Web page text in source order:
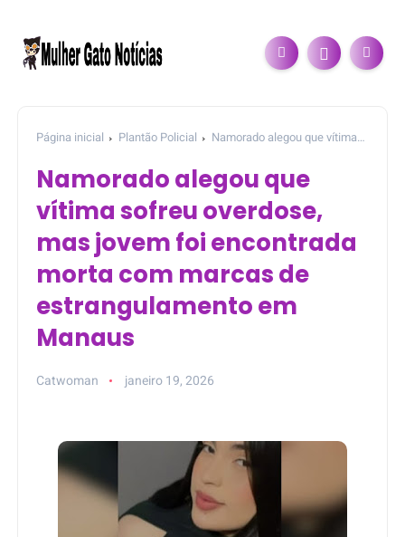
Página inicial Plantão Policial
Namorado alegou que vítima
de estrangulamento em Manaus
Namorado alegou que
vítima sofreu overdose,
mas jovem foi encontrada
morta com marcas de
estrangulamento em
Manaus
Catwoman janeiro 19, 2026